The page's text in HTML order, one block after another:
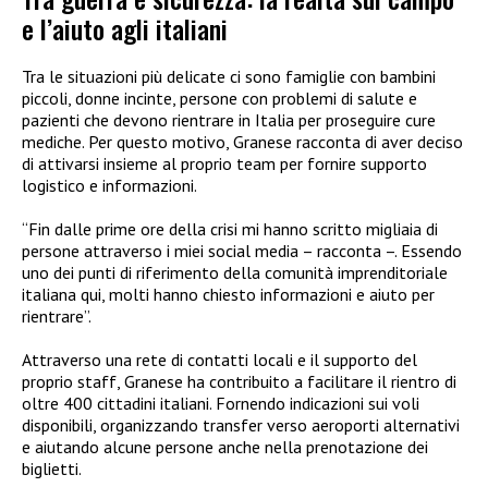
e l’aiuto agli italiani
Tra le situazioni più delicate ci sono famiglie con bambini
piccoli, donne incinte, persone con problemi di salute e
pazienti che devono rientrare in Italia per proseguire cure
mediche. Per questo motivo, Granese racconta di aver deciso
di attivarsi insieme al proprio team per fornire supporto
logistico e informazioni.
“Fin dalle prime ore della crisi mi hanno scritto migliaia di
persone attraverso i miei social media – racconta –. Essendo
uno dei punti di riferimento della comunità imprenditoriale
italiana qui, molti hanno chiesto informazioni e aiuto per
rientrare”.
Attraverso una rete di contatti locali e il supporto del
proprio staff, Granese ha contribuito a facilitare il rientro di
oltre 400 cittadini italiani. Fornendo indicazioni sui voli
disponibili, organizzando transfer verso aeroporti alternativi
e aiutando alcune persone anche nella prenotazione dei
biglietti.